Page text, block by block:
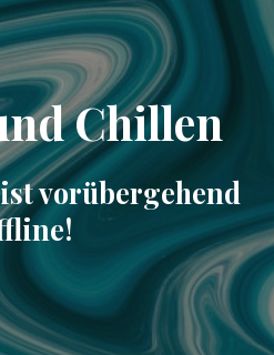
Chillen
vorübergehend